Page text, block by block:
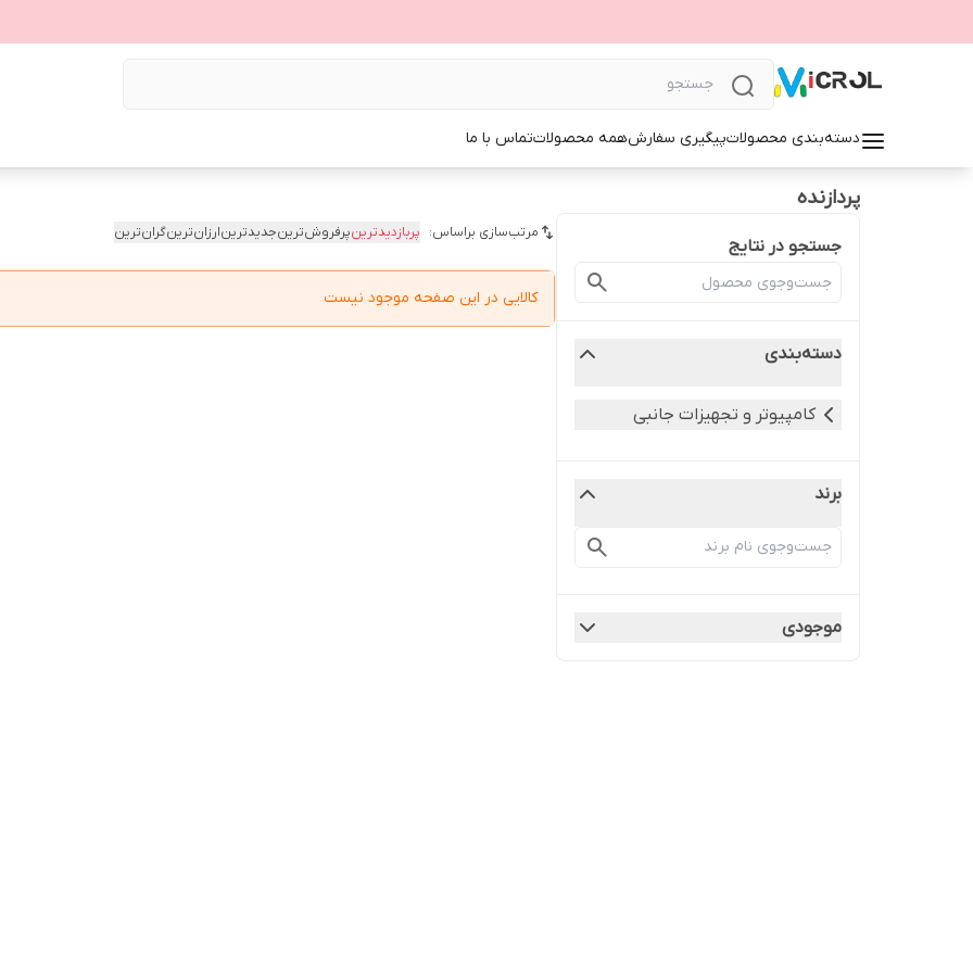
دسته‌بندی محصولاتپیگیری سفارشهمه محصولاتتماس با ما
پردازنده
جستجو در نتایج
دسته‌بندی
کامپیوتر و تجهیزات جانبی
برند
موجودی
مرتب‌سازی براساس: پربازدیدترینپرفروش‌ترینجدیدترینارزان‌ترینگران‌ترین
کالایی در این صفحه موجود نیست